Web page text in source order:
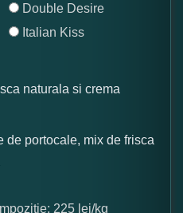
Double Desire
Italian Kiss
naturala si crema
de portocale, mix de frisca
225 lei/kg